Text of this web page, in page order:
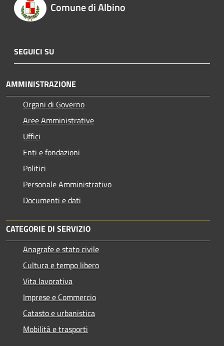
Comune di Albino
SEGUICI SU
AMMINISTRAZIONE
Organi di Governo
Aree Amministrative
Uffici
Enti e fondazioni
Politici
Personale Amministrativo
Documenti e dati
CATEGORIE DI SERVIZIO
Anagrafe e stato civile
Cultura e tempo libero
Vita lavorativa
Imprese e Commercio
Catasto e urbanistica
Mobilità e trasporti